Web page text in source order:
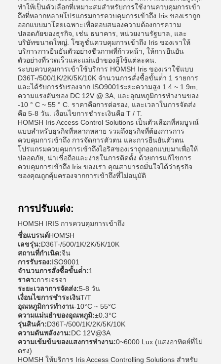
ทําให้เป็นตัวเลือกที่เหมาะสมสําหรับการใช้งานควบคุมการเข้า
ถึงที่หลากหลายโปรแกรมการควบคุมการเข้าถึง Iris ของเราถูก
ออกแบบมาโดยเฉพาะเพื่อตอบสนองความต้องการความ
ปลอดภัยของธุรกิจ, เช่น ธนาคาร, หน่วยงานรัฐบาล, และ
บริษัทขนาดใหญ่. โซลูชั่นควบคุมการเข้าถึง Iris ของเราให้
บริการการยืนยันตัวอย่างชีวภาพที่ก้าวหน้า, ให้การยืนยัน
ตัวอย่างที่รวดเร็วและแม่นยําของผู้ใช้แต่ละคน.
ระบบควบคุมการเข้าใช้บริการ HOMSH Iris ของเราใช้แบบ
D36T-/500/1K/2K/5K/10K จํานวนการสั่งซื้อขั้นต่ํา 1 รายการ
และได้รับการรับรองจาก ISO9001ระยะความสูง 1.4 ~ 1.9m,
ความแรงดันของ DC 12V @ 3A, และอุณหภูมิการทํางานของ
-10 ° C ~ 55 ° C. ราคาคือการต่อรอง, และเวลาในการจัดส่ง
คือ 5-8 วัน. เงื่อนไขการชําระเงินคือ T / T.
HOMSH Iris Access Control Solutions เป็นตัวเลือกที่สมบูรณ์
แบบสําหรับธุรกิจที่หลากหลาย รวมถึงธุรกิจที่ต้องการการ
ควบคุมการเข้าถึง การจัดการตัวตน และการยืนยันตัวตน
โปรแกรมควบคุมการเข้าถึงไอริสของเราถูกออกแบบมาเพื่อให้
ปลอดภัย, น่าเชื่อถือและง่ายในการติดตั้ง ด้วยการแก้ไขการ
ควบคุมการเข้าถึง Iris ของเรา คุณสามารถมั่นใจได้ว่าธุรกิจ
ของคุณถูกคุ้มครองจากการเข้าถึงที่ไม่อนุมัติ
การปรับแต่ง:
HOMSH IRIS การควบคุมการเข้าถึง
ชื่อแบรนด์HOMSH
เลขรุ่น:D36T-/500/1K/2K/5K/10K
สถานที่กําเนิด:จีน
การรับรอง:ISO9001
จํานวนการสั่งซื้อขั้นต่ํา:1
ราคา:การเจรจา
ระยะเวลาการจัดส่ง:5-8 วัน
เงื่อนไขการชําระเงินT/T
อุณหภูมิการทํางาน-10°C ~ 55°C
ความแม่นยําของอุณหภูมิ:±0.3°C
รุ่นสินค้า:D36T-/500/1K/2K/5K/10K
ความดันพลังงาน:DC 12V@3A
ความเข้มข้นของแสงการทํางาน:0~6000 Lux (แสงอาทิตย์ที่ไม่
ตรง)
HOMSH ให้บริการ Iris Access Controlling Solutions สําหรับ